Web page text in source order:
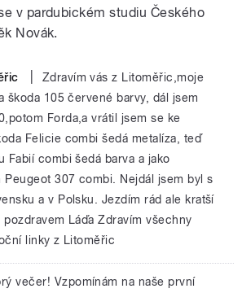
v pardubickém studiu Českého
Novák.
Zdravím vás z Litoměřic,moje
škoda 105 červené barvy, dál jsem
Forda,a vrátil jsem se ke
Felicie combi šedá metalíza, teď
Fabií combi šedá barva a jako
Peugeot 307 combi. Nejdál jsem byl s
a v Polsku. Jezdím rád ale kratší
pozdravem Láďa Zdravím všechny
linky z Litoměřic
večer! Vzpomínám na naše první